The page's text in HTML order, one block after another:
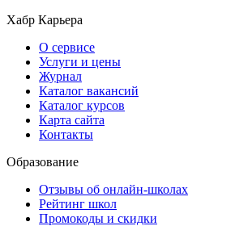
Хабр Карьера
О сервисе
Услуги и цены
Журнал
Каталог вакансий
Каталог курсов
Карта сайта
Контакты
Образование
Отзывы об онлайн-школах
Рейтинг школ
Промокоды и скидки